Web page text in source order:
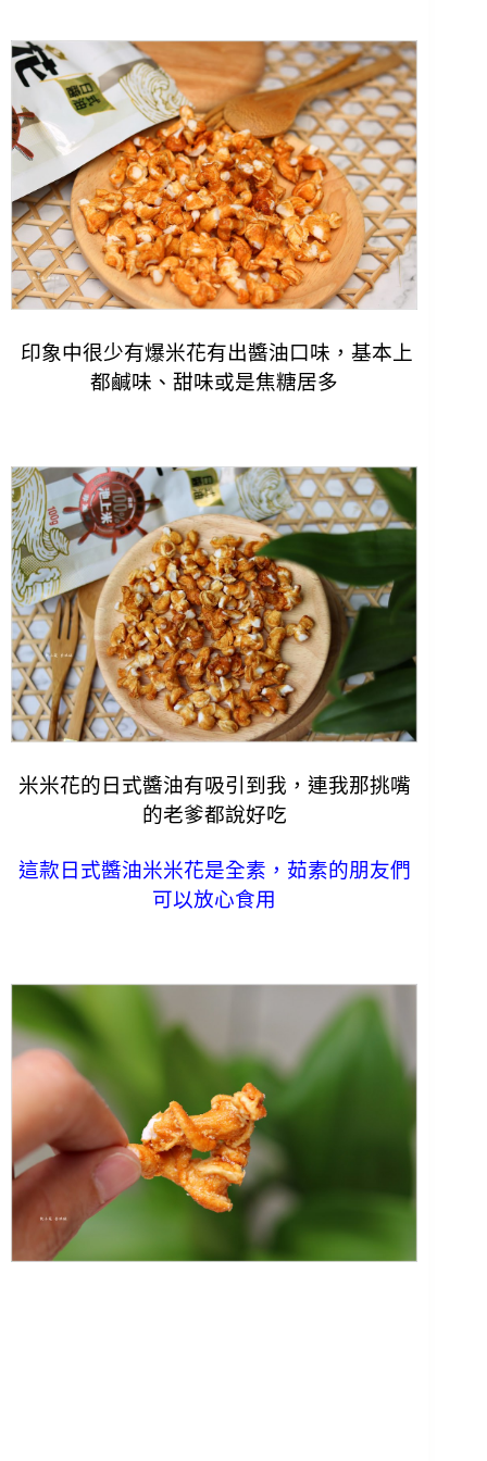
印象中很少有爆米花有出醬油口味，基本上
都鹹味、甜味或是焦糖居多
米米花的日式醬油有吸引到我，連我那挑嘴
的老爹都說好吃
這款日式醬油米米花是全素，茹素的朋友們
可以放心食用